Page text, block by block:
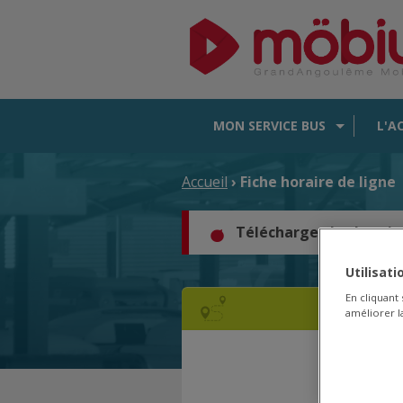
MON SERVICE BUS
Accueil › Fiche horaire de ligne
Téléchargez les
En
améliorer